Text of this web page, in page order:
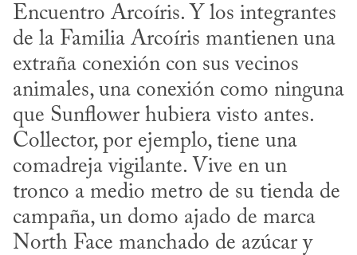
Encuentro Arcoíris. Y los integrantes
de la Familia Arcoíris mantienen una
extraña conexión con sus vecinos
animales, una conexión como ninguna
que Sunflower hubiera visto antes.
Collector, por ejemplo, tiene una
comadreja vigilante. Vive en un
tronco a medio metro de su tienda de
campaña, un domo ajado de marca
North Face manchado de azúcar y